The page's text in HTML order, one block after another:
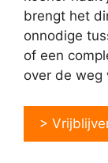
brengt het
onnodige
of een
over de weg
>